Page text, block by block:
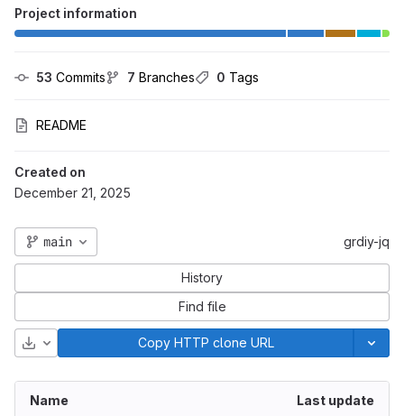
Project information
53 Commits 7 Branches 0 Tags
README
Created on
December 21, 2025
main grdiy-jq
History
Find file
Download Copy HTTP clone URL
Name Last update